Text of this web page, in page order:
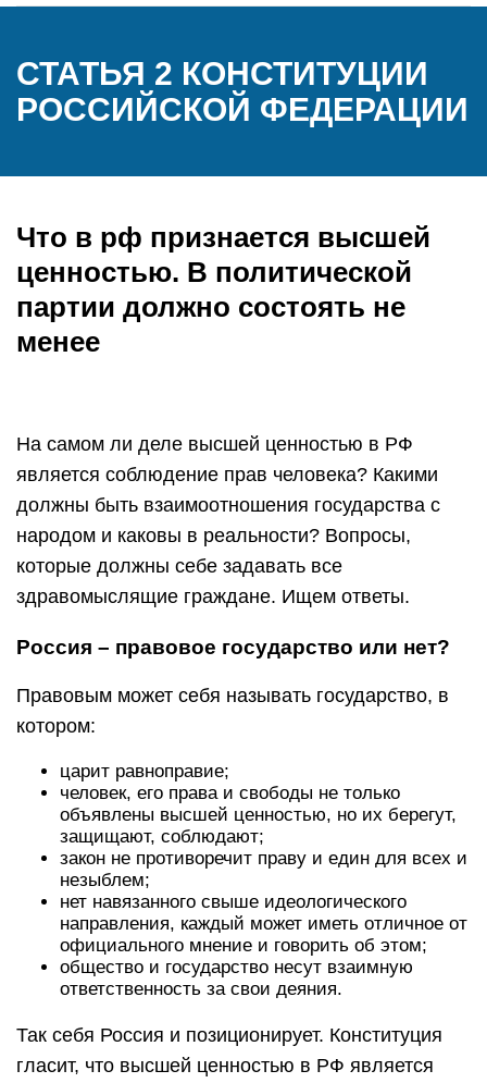
СТАТЬЯ 2 КОНСТИТУЦИИ
РОССИЙСКОЙ ФЕДЕРАЦИИ
Что в рф признается высшей
ценностью. В политической
партии должно состоять не
менее
На самом ли деле высшей ценностью в РФ
является соблюдение прав человека? Какими
должны быть взаимоотношения государства с
народом и каковы в реальности? Вопросы,
которые должны себе задавать все
здравомыслящие граждане. Ищем ответы.
Россия – правовое государство или нет?
Правовым может себя называть государство, в
котором:
царит равноправие;
человек, его права и свободы не только
объявлены высшей ценностью, но их берегут,
защищают, соблюдают;
закон не противоречит праву и един для всех и
незыблем;
нет навязанного свыше идеологического
направления, каждый может иметь отличное от
официального мнение и говорить об этом;
общество и государство несут взаимную
ответственность за свои деяния.
Так себя Россия и позиционирует. Конституция
гласит, что высшей ценностью в РФ является